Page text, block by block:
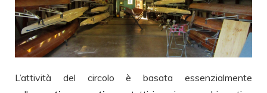
L’attività del circolo è basata essenzialmente